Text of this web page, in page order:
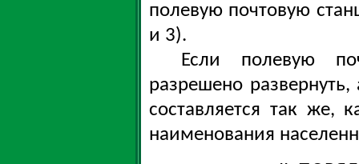
полевую почтовую
и 3).
Если полевую
разрешено
составляется так же,
наименования